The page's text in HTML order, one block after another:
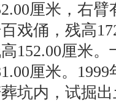
厘米，右
戏俑，残高
152.00厘米
厘米。
坑内，试掘